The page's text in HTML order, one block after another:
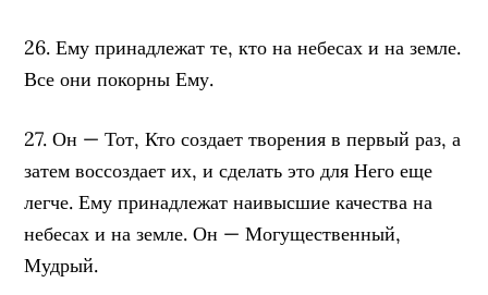
26. Ему принадлежат те, кто на небесах и на земле.
Все они покорны Ему.
27. Он — Тот, Кто создает творения в первый раз, а
затем воссоздает их, и сделать это для Него еще
легче. Ему принадлежат наивысшие качества на
небесах и на земле. Он — Могущественный,
Мудрый.